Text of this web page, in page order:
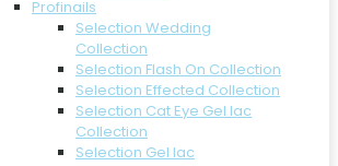
Profinails
Selection Wedding
Collection
Selection Flash On Collection
Selection Effected Collection
Selection Cat Eye Gel lac
Collection
Selection Gel lac